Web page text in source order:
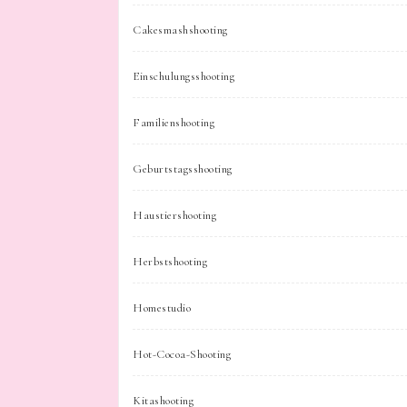
Cakesmashshooting
Einschulungsshooting
Familienshooting
Geburtstagsshooting
Haustiershooting
Herbstshooting
Homestudio
Hot-Cocoa-Shooting
Kitashooting